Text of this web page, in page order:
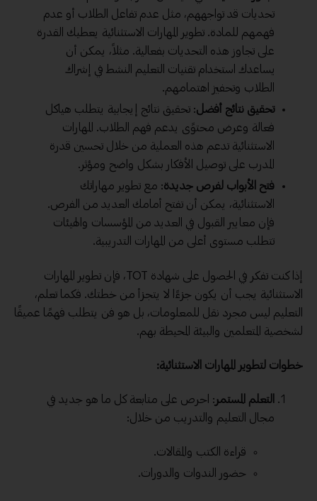
تحديات قد تواجههم، مثل عدم تفاعل الطلاب أو عدم
فهمهم للمادة. تطوير المهارات الاستثنائية يعطيك القدرة
على تجاوز هذه التحديات بفعالية. مثلاً، يمكن أن
يساعدك استخدام تقنيات التعليم النشط في إشراك
الطلاب وتحفيز اهتمامهم.
تحقيق نتائج أفضل: تحقيق نتائج إيجابية يتطلب هياكل
فعالة وعرض محتوًى يدعم فهم الطلاب. المهارات
الاستثنائية تدعم هذه العملية من خلال تحسين قدرة
المدرب على توصيل الأفكار بشكل واضح ومؤثر.
فتح الأبواب لفرص جديدة: مع تطوير مهاراتك
الاستثنائية، يمكن أن تفتح أمامك العديد من الفرص.
فإن معايير القبول في العديد من المؤسسات والهيئات
تتطلب مستوى أعلى من المهارات التدريبية.
إذا كنت تفكر في الحصول على شهادة TOT، فإن تطوير المهارات
الاستثنائية يجب أن يكون جزءًا لا يتجزأ من خطتك. فكما تعلم،
التعليم ليس مجرد نقل للمعلومات، بل هو فن يتطلب فهمًا عميقًا
لشخصية المتعلمين والبيئة المحيطة بهم.
خطوات لتطوير المهارات الاستثنائية:
التعلم المستمر : احرص على متابعة كل ما هو جديد في
مجال التعليم والتدريب من خلال:
قراءة الكتب والمقالات.
حضور الندوات والدورات.